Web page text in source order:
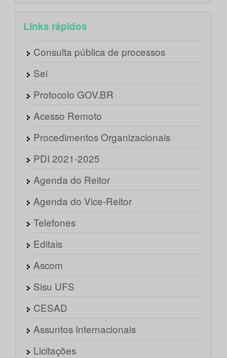
Links rápidos
Consulta pública de processos
Sei
Protocolo GOV.BR
Acesso Remoto
Procedimentos Organizacionais
PDI 2021-2025
Agenda do Reitor
Agenda do Vice-Reitor
Telefones
Editais
Ascom
Sisu UFS
CESAD
Assuntos Internacionais
Licitações